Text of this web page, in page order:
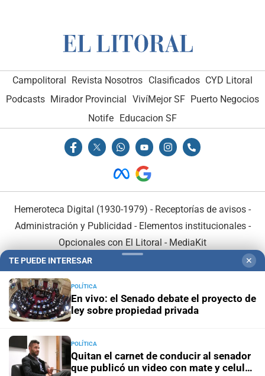
Campolitoral Revista Nosotros Clasificados CYD Litoral
Podcasts Mirador Provincial VivíMejor SF Puerto Negocios
Notife
Educacion SF
Hemeroteca Digital (1930-1979) - Receptorías de avisos -
Administración y Publicidad - Elementos institucionales-
Opcionales con El Litoral - MediaKit
En Asociación con:
TE PUEDE INTERESAR ✕
POLÍTICA
En vivo: el Senado debate el proyecto de
ley sobre propiedad privada
POLÍTICA
Quitan el carnet de conducir al senador
que publicó un video con mate y celular